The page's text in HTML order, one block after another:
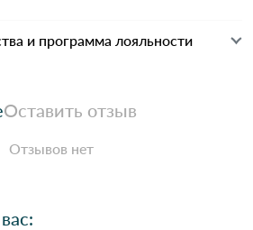
и программа лояльности
Оставить отзыв
Отзывов нет